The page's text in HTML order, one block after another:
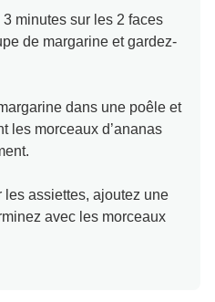
minutes sur les 2 faces
de margarine et gardez-
dans une poêle et
les morceaux d’ananas
les assiettes, ajoutez une
avec les morceaux